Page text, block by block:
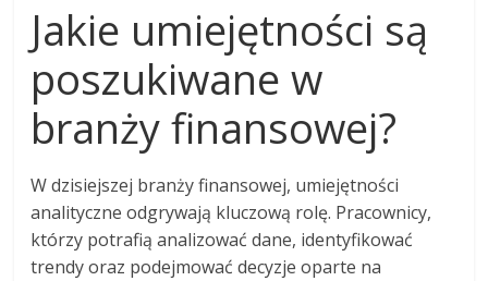
Jakie umiejętności są
poszukiwane w
branży finansowej?
W dzisiejszej branży finansowej, umiejętności
analityczne odgrywają kluczową rolę. Pracownicy,
którzy potrafią analizować dane, identyfikować
trendy oraz podejmować decyzje oparte na